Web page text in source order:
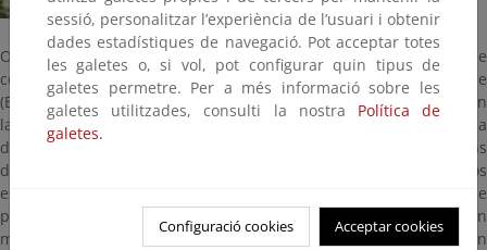
Originario de la Península Ibérica, los fenicios llamaron “tierra de
conejos” (I-Shapha-Im) a estas tierras, origen del actual nombre
(España). Ha sido un animal extraordinariamente abundante, en
la actualidad, debido a las enfermedades su número ha
disminuido mucho. Es la base de la dieta de especies predadoras
de gran importancia (águila imperial, lince...) Viven en grupos
estables compartiendo una o varias madrigueras. Se alimenta de
plantas herbáceas. Ingiere sus propios excrementos para un
mayor aprovechamiento de los nutrientes de la hierba. Tiene gran
sessió, personalitzar l’experiència de l’usuari i obtenir
dades estadístiques de navegació. Pot acceptar totes
les galetes o, si vol, pot configurar quin tipus de
galetes permetre. Per a més informació sobre les
galetes utilitzades, consulti la nostra Política de
galetes.
Configuració cookies Acceptar cookies